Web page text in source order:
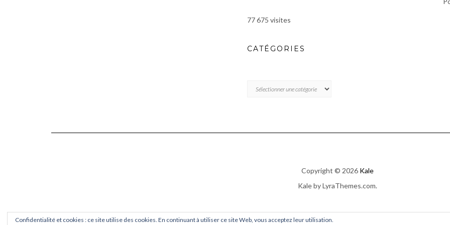
77 675 visites
CATÉGORIES
Copyright © 2026 Kale
Kaleby LyraThemes.com.
Confidentialité et cookies : ce site utilise des cookies. En continuant à utiliser ce site Web, vous acceptez leur utilisation.